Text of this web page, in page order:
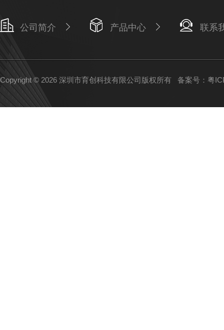
公司简介 产品中心 联系
Copyright © 2026 深圳市育创科技有限公司版权所有 备案号：粤